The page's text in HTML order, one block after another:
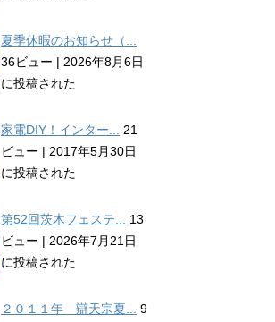
夏季休暇のお知らせ（...
36ビュー | 2026年8月6日
に投稿された
家電DIY！インター... 21
ビュー | 2017年5月30日
に投稿された
第52回茨木フェステ... 13
ビュー | 2026年7月21日
に投稿された
２０１１年 辯天宗夏... 9